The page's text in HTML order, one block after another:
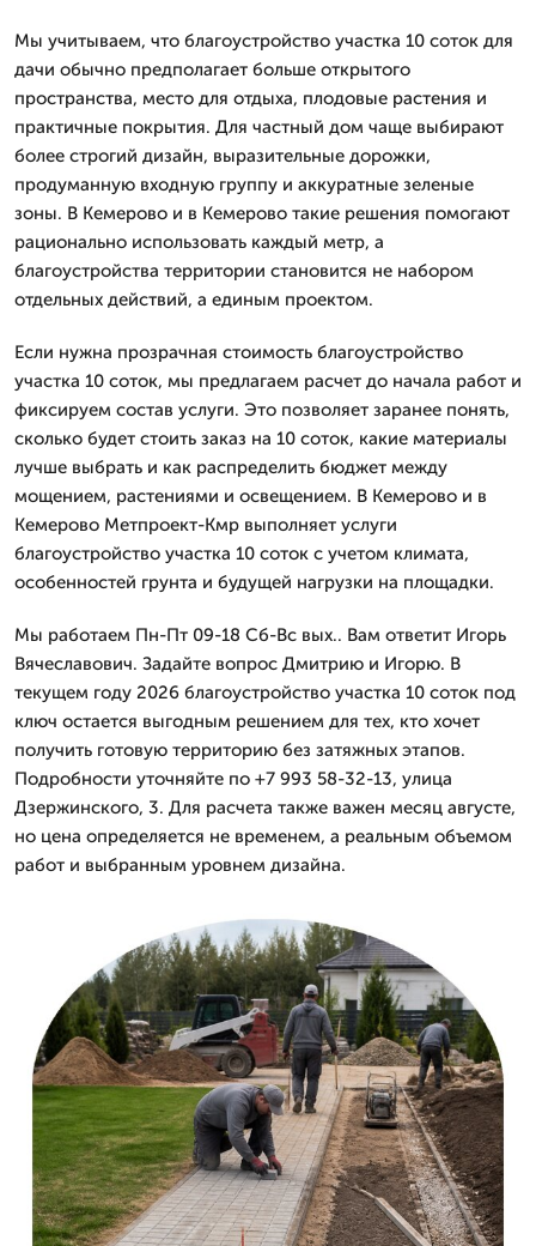
Мы учитываем, что благоустройство участка 10 соток для
дачи обычно предполагает больше открытого
пространства, место для отдыха, плодовые растения и
практичные покрытия. Для частный дом чаще выбирают
более строгий дизайн, выразительные дорожки,
продуманную входную группу и аккуратные зеленые
зоны. В Кемерово и в Кемерово такие решения помогают
рационально использовать каждый метр, а
благоустройства территории становится не набором
отдельных действий, а единым проектом.
Если нужна прозрачная стоимость благоустройство
участка 10 соток, мы предлагаем расчет до начала работ и
фиксируем состав услуги. Это позволяет заранее понять,
сколько будет стоить заказ на 10 соток, какие материалы
лучше выбрать и как распределить бюджет между
мощением, растениями и освещением. В Кемерово и в
Кемерово Метпроект-Кмр выполняет услуги
благоустройство участка 10 соток с учетом климата,
особенностей грунта и будущей нагрузки на площадки.
Мы работаем Пн-Пт 09-18 Сб-Вс вых.. Вам ответит Игорь
Вячеславович. Задайте вопрос Дмитрию и Игорю. В
текущем году 2026 благоустройство участка 10 соток под
ключ остается выгодным решением для тех, кто хочет
получить готовую территорию без затяжных этапов.
Подробности уточняйте по +7 993 58-32-13, улица
Дзержинского, 3. Для расчета также важен месяц августе,
но цена определяется не временем, а реальным объемом
работ и выбранным уровнем дизайна.